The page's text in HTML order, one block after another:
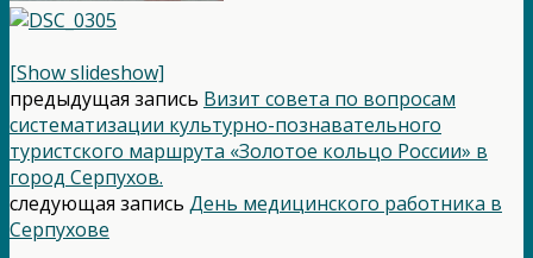
[Show slideshow]
предыдущая запись Визит совета по вопросам
систематизации культурно-познавательного
туристского маршрута «Золотое кольцо России» в
город Серпухов.
следующая запись День медицинского работника в
Серпухове